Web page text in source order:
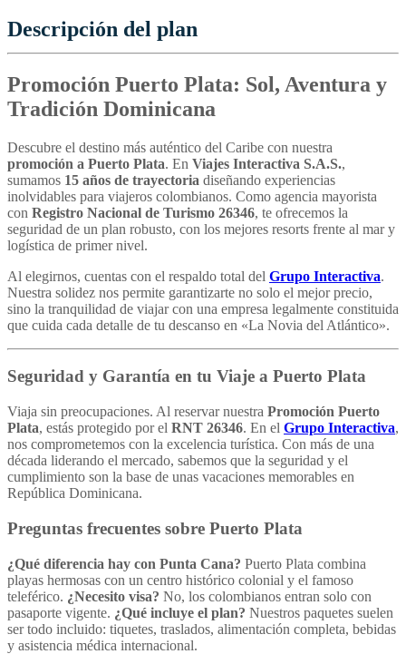
Descripción del plan
Promoción Puerto Plata: Sol, Aventura y
Tradición Dominicana
Descubre el destino más auténtico del Caribe con nuestra
promoción a Puerto Plata. En Viajes Interactiva S.A.S.,
sumamos 15 años de trayectoria diseñando experiencias
inolvidables para viajeros colombianos. Como agencia mayorista
con Registro Nacional de Turismo 26346, te ofrecemos la
seguridad de un plan robusto, con los mejores resorts frente al mar y
logística de primer nivel.
Al elegirnos, cuentas con el respaldo total del Grupo Interactiva.
Nuestra solidez nos permite garantizarte no solo el mejor precio,
sino la tranquilidad de viajar con una empresa legalmente constituida
que cuida cada detalle de tu descanso en «La Novia del Atlántico».
Seguridad y Garantía en tu Viaje a Puerto Plata
Viaja sin preocupaciones. Al reservar nuestra Promoción Puerto
Plata, estás protegido por el RNT 26346. En el Grupo Interactiva,
nos comprometemos con la excelencia turística. Con más de una
década liderando el mercado, sabemos que la seguridad y el
cumplimiento son la base de unas vacaciones memorables en
República Dominicana.
Preguntas frecuentes sobre Puerto Plata
¿Qué diferencia hay con Punta Cana? Puerto Plata combina
playas hermosas con un centro histórico colonial y el famoso
teleférico. ¿Necesito visa? No, los colombianos entran solo con
pasaporte vigente. ¿Qué incluye el plan? Nuestros paquetes suelen
ser todo incluido: tiquetes, traslados, alimentación completa, bebidas
y asistencia médica internacional.